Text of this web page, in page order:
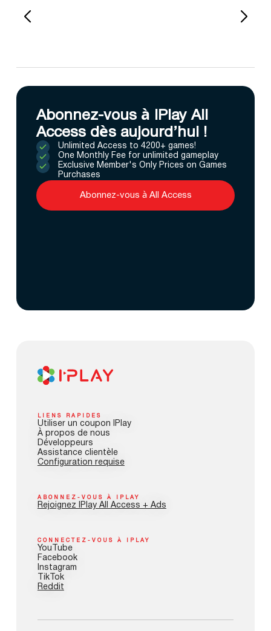
Abonnez-vous à IPlay All
Access dès aujourd’hui !
Unlimited Access to 4200+ games!
One Monthly Fee for unlimited gameplay
Exclusive Member's Only Prices on Games
Purchases
Abonnez-vous à All Access
LIENS RAPIDES
Utiliser un coupon IPlay
À propos de nous
Développeurs
Assistance clientèle
Configuration requise
ABONNEZ-VOUS À IPLAY
Rejoignez IPlay All Access + Ads
CONNECTEZ-VOUS À IPLAY
YouTube
Facebook
Instagram
TikTok
Reddit